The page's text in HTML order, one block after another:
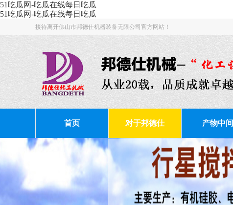
51吃瓜网-吃瓜在线每日吃瓜
51吃瓜网-吃瓜在线每日吃瓜
接待离开佛山市邦德仕机器装备无限公司官方网站！
首页 对于邦德仕 产物中间